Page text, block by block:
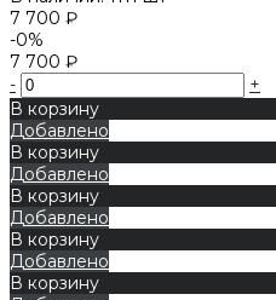
7 700 ₽
-0%
7 700 ₽
-
+
В корзину
Добавлено
В корзину
Добавлено
В корзину
Добавлено
В корзину
Добавлено
В корзину